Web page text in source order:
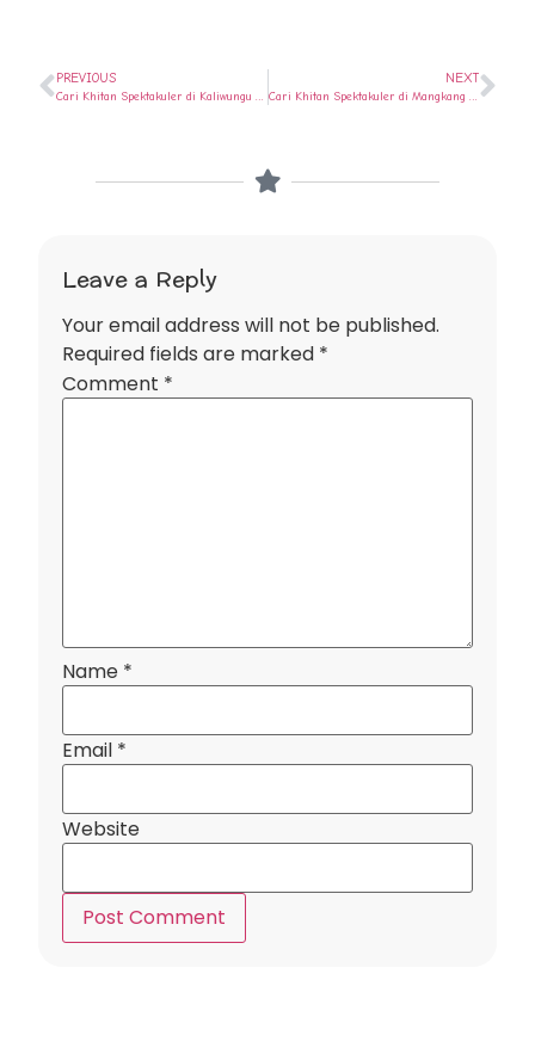
PREVIOUS NEXT
Leave a Reply
Your email address will not be published.
Required fields are marked *
Comment *
Name *
Email *
Website